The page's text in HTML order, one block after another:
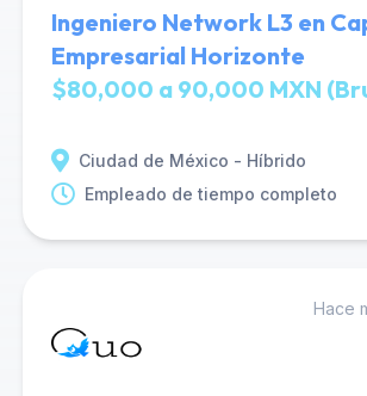
Ingeniero Network L3 en
Empresarial Horizonte
$80,000 a 90,000 MXN
Ciudad de México - Híbrido
Empleado de tiempo completo
Hace